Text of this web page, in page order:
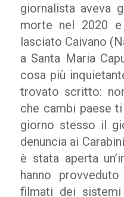
giornalista aveva
morte nel 2020
lasciato Caivano
a Santa Maria
cosa più
trovato scritto:
che cambi paese
giorno stesso il
denuncia ai
è stata aperta
hanno
filmati dei